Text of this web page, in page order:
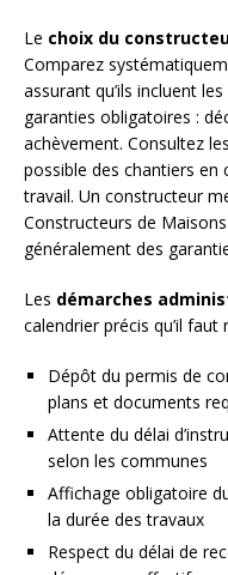
Le choix du
Comparez
assurant qu’ils incluent
garanties obligatoires :
achèvement. Consultez
possible des chantiers en
travail. Un constructeur
Constructeurs de
généralement des
Les démarches
calendrier précis qu’il
Dépôt du permis de
plans et documents
Attente du délai
selon les communes
Affichage obligatoire
la durée des travaux
Respect du délai de